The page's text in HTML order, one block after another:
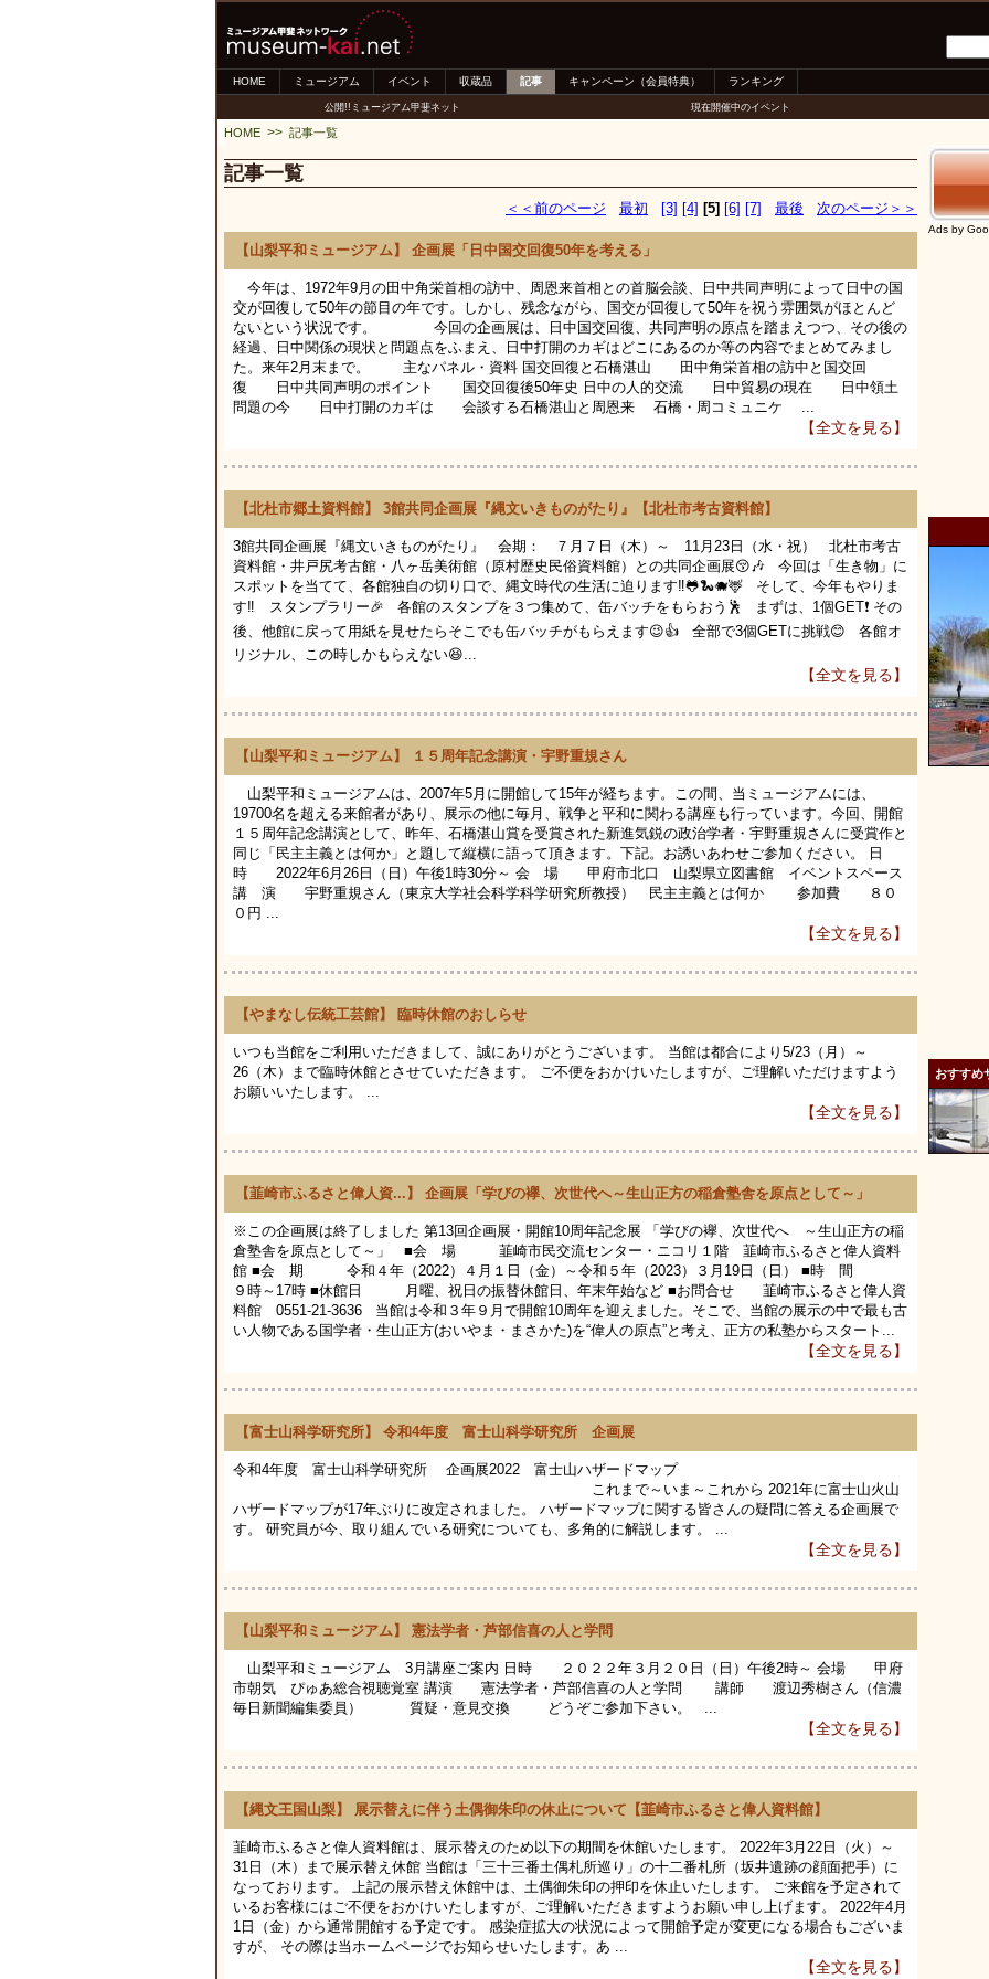
HOME ミュージアム イベント 収蔵品 記事 キャンペーン（会員特典） ランキング
公開!!ミュージアム甲斐ネット 現在開催中のイベント
HOME >> 記事一覧
記事一覧
＜＜前のページ 最初 [3] [4] [5] [6] [7] 最後 次のページ＞＞
【山梨平和ミュージアム】 企画展「日中国交回復50年を考える」
今年は、1972年9月の田中角栄首相の訪中、周恩来首相との首脳会談、日中共同声明によって日中の国
交が回復して50年の節目の年です。しかし、残念ながら、国交が回復して50年を祝う雰囲気がほとんど
ないという状況です。 今回の企画展は、日中国交回復、共同声明の原点を踏まえつつ、その後の
経過、日中関係の現状と問題点をふまえ、日中打開のカギはどこにあるのか等の内容でまとめてみまし
た。来年2月末まで。 主なパネル・資料 国交回復と石橋湛山 田中角栄首相の訪中と国交回
復 日中共同声明のポイント 国交回復後50年史 日中の人的交流 日中貿易の現在 日中領土
問題の今 日中打開のカギは 会談する石橋湛山と周恩来 石橋・周コミュニケ ...
【全文を見る】
【北杜市郷土資料館】 3館共同企画展『縄文いきものがたり』【北杜市考古資料館】
3館共同企画展『縄文いきものがたり』 会期： ７月７日（木）～ 11月23日（水・祝） 北杜市考古
資料館・井戸尻考古館・八ヶ岳美術館（原村歴史民俗資料館）との共同企画展😚🎶 今回は「生き物」に
スポットを当てて、各館独自の切り口で、縄文時代の生活に迫ります‼️🐸🐍🐗🦌 そして、今年もやりま
す‼️ スタンプラリー🎉 各館のスタンプを３つ集めて、缶バッチをもらおう🕺 まずは、1個GET❗️ その
後、他館に戻って用紙を見せたらそこでも缶バッチがもらえます😉👍 全部で3個GETに挑戦😊 各館オ
リジナル、この時しかもらえない😆...
【全文を見る】
【山梨平和ミュージアム】 １５周年記念講演・宇野重規さん
山梨平和ミュージアムは、2007年5月に開館して15年が経ちます。この間、当ミュージアムには、
19700名を超える来館者があり、展示の他に毎月、戦争と平和に関わる講座も行っています。今回、開館
１５周年記念講演として、昨年、石橋湛山賞を受賞された新進気鋭の政治学者・宇野重規さんに受賞作と
同じ「民主主義とは何か」と題して縦横に語って頂きます。下記。お誘いあわせご参加ください。 日
時 2022年6月26日（日）午後1時30分～ 会 場 甲府市北口 山梨県立図書館 イベントスペース
講 演 宇野重規さん（東京大学社会科学科学研究所教授） 民主主義とは何か 参加費 ８０
０円 ...
【全文を見る】
【やまなし伝統工芸館】 臨時休館のおしらせ
いつも当館をご利用いただきまして、誠にありがとうございます。 当館は都合により5/23（月）～
26（木）まで臨時休館とさせていただきます。 ご不便をおかけいたしますが、ご理解いただけますよう
お願いいたします。 ...
【全文を見る】
【韮崎市ふるさと偉人資...】 企画展「学びの襷、次世代へ～生山正方の稲倉塾舎を原点として～」
※この企画展は終了しました 第13回企画展・開館10周年記念展 「学びの襷、次世代へ ～生山正方の稲
倉塾舎を原点として～」 ■会 場 韮崎市民交流センター・ニコリ１階 韮崎市ふるさと偉人資料
館 ■会 期 令和４年（2022）４月１日（金）～令和５年（2023）３月19日（日） ■時 間
９時～17時 ■休館日 月曜、祝日の振替休館日、年末年始など ■お問合せ 韮崎市ふるさと偉人資
料館 0551-21-3636 当館は令和３年９月で開館10周年を迎えました。そこで、当館の展示の中で最も古
い人物である国学者・生山正方(おいやま・まさかた)を“偉人の原点”と考え、正方の私塾からスタート...
【全文を見る】
【富士山科学研究所】 令和4年度 富士山科学研究所 企画展
令和4年度 富士山科学研究所 企画展2022 富士山ハザードマップ
これまで～いま～これから 2021年に富士山火山
ハザードマップが17年ぶりに改定されました。 ハザードマップに関する皆さんの疑問に答える企画展で
す。 研究員が今、取り組んでいる研究についても、多角的に解説します。 ...
【全文を見る】
【山梨平和ミュージアム】 憲法学者・芦部信喜の人と学問
山梨平和ミュージアム 3月講座ご案内 日時 ２０２２年３月２０日（日）午後2時～ 会場 甲府
市朝気 ぴゅあ総合視聴覚室 講演 憲法学者・芦部信喜の人と学問 講師 渡辺秀樹さん（信濃
毎日新聞編集委員） 質疑・意見交換 どうぞご参加下さい。 ...
【全文を見る】
【縄文王国山梨】 展示替えに伴う土偶御朱印の休止について【韮崎市ふるさと偉人資料館】
韮崎市ふるさと偉人資料館は、展示替えのため以下の期間を休館いたします。 2022年3月22日（火）～
31日（木）まで展示替え休館 当館は「三十三番土偶札所巡り」の十二番札所（坂井遺跡の顔面把手）に
なっております。 上記の展示替え休館中は、土偶御朱印の押印を休止いたします。 ご来館を予定されて
いるお客様にはご不便をおかけいたしますが、ご理解いただきますようお願い申し上げます。 2022年4月
1日（金）から通常開館する予定です。 感染症拡大の状況によって開館予定が変更になる場合もございま
すが、 その際は当ホームページでお知らせいたします。あ ...
【全文を見る】
Ads by
おすすめ